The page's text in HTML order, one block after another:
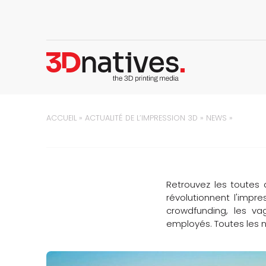
ACCUEIL »ACTUALITÉ DE L’IMPRESSION 3D » NEWS »
Retrouvez les toutes
révolutionnent
crowdfunding, les
employés. Toutes les